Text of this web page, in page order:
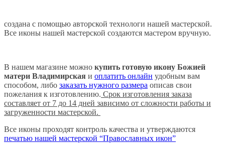
создана с помощью авторской технологи нашей мастерской.
Все иконы нашей мастерской создаются мастером вручную.
В нашем магазине можно купить готовую икону Божией
матери Владимирская и оплатить онлайн удобным вам
способом, либо заказать нужного размера описав свои
пожелания к изготовлению. Срок изготовления заказа
составляет от 7 до 14 дней зависимо от сложности работы и
загруженности мастерской.
Все иконы проходят контроль качества и утверждаются
печатью нашей мастерской “Православных икон”